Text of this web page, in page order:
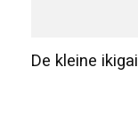
De kleine ikigai